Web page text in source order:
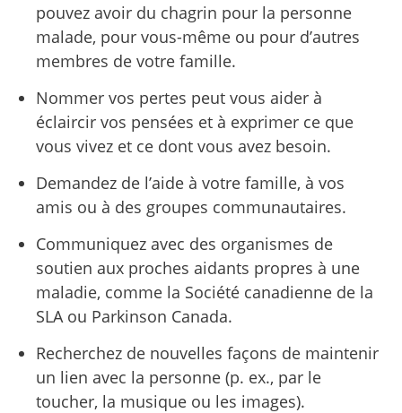
pouvez avoir du chagrin pour la personne
malade, pour vous-même ou pour d’autres
membres de votre famille.
Nommer vos pertes peut vous aider à
éclaircir vos pensées et à exprimer ce que
vous vivez et ce dont vous avez besoin.
Demandez de l’aide à votre famille, à vos
amis ou à des groupes communautaires.
Communiquez avec des organismes de
soutien aux proches aidants propres à une
maladie, comme la Société canadienne de la
SLA ou Parkinson Canada.
Recherchez de nouvelles façons de maintenir
un lien avec la personne (p. ex., par le
toucher, la musique ou les images).